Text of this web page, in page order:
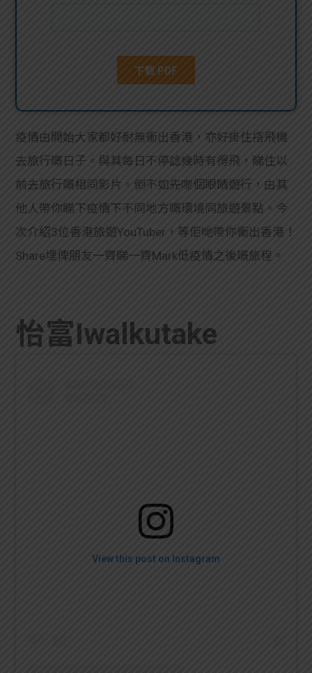
網上
私人
貸款
計數
機
校園
Gui
理財
Gui
de
學生
101
疫情由開始大家都好耐無衝出香港，亦好掛住撘飛機
去旅行嘅日子。與其每日不停諗幾時有得飛，睇住以
前去旅行嘅相同影片。倒不如先嚟個眼睛遊行，由其
他人帶你睇下疫情下不同地方嘅環境同旅遊景點。今
次介紹3位香港旅遊YouTuber，等佢哋帶你衝出香港！
Share埋俾朋友一齊睇一齊Mark低疫情之後嘅旅程。
怡富Iwalkutake
View this post on Instagram